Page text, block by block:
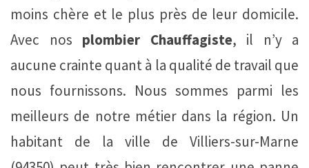
moins chère et le plus près de leur domicile.
Avec nos plombier Chauffagiste, il n’y a
aucune crainte quant à la qualité de travail que
nous fournissons. Nous sommes parmi les
meilleurs de notre métier dans la région. Un
habitant de la ville de Villiers-sur-Marne